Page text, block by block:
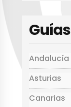
A
p
p
o
o
k
Guías
Andalucía
Asturias
Canarias